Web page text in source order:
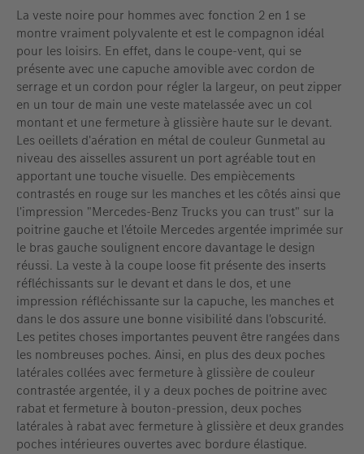
La veste noire pour hommes avec fonction 2 en 1 se
montre vraiment polyvalente et est le compagnon idéal
pour les loisirs. En effet, dans le coupe-vent, qui se
présente avec une capuche amovible avec cordon de
serrage et un cordon pour régler la largeur, on peut zipper
en un tour de main une veste matelassée avec un col
montant et une fermeture à glissière haute sur le devant.
Les oeillets d'aération en métal de couleur Gunmetal au
niveau des aisselles assurent un port agréable tout en
apportant une touche visuelle. Des empiècements
contrastés en rouge sur les manches et les côtés ainsi que
l'impression "Mercedes-Benz Trucks you can trust" sur la
poitrine gauche et l'étoile Mercedes argentée imprimée sur
le bras gauche soulignent encore davantage le design
réussi. La veste à la coupe loose fit présente des inserts
réfléchissants sur le devant et dans le dos, et une
impression réfléchissante sur la capuche, les manches et
dans le dos assure une bonne visibilité dans l'obscurité.
Les petites choses importantes peuvent être rangées dans
les nombreuses poches. Ainsi, en plus des deux poches
latérales collées avec fermeture à glissière de couleur
contrastée argentée, il y a deux poches de poitrine avec
rabat et fermeture à bouton-pression, deux poches
latérales à rabat avec fermeture à glissière et deux grandes
poches intérieures ouvertes avec bordure élastique.